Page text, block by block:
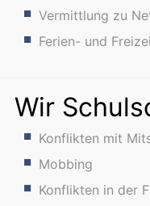
Vermittlung zu
Ferien- und
Wir
Konflikten mit
Mobbing
Konflikten in der